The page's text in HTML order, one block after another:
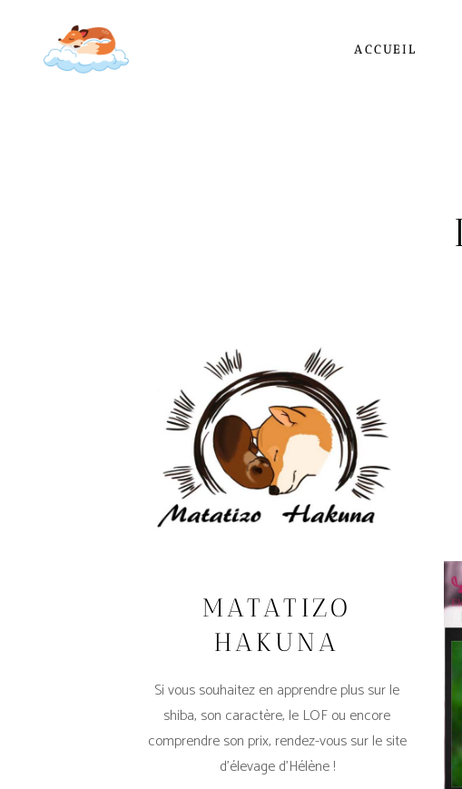
ACCUEIL
MATATIZO
HAKUNA
Si vous souhaitez en apprendre plus sur le
shiba, son caractère, le LOF ou encore
comprendre son prix, rendez-vous sur le site
d’élevage d’Hélène !